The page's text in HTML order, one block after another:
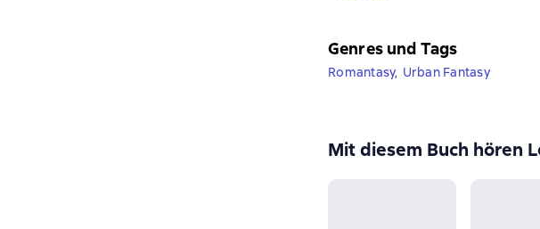
Genres und Tags
Romantasy, Urban Fantasy
Mit diesem Buch hören